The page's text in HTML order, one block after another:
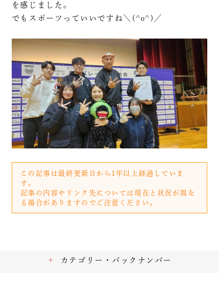
を感じました。
でもスポーツっていいですね＼(^o^)／
この記事は最終更新日から1年以上経過していま
す。
記事の内容やリンク先については現在と状況が異な
る場合がありますのでご注意ください。
カテゴリー・バックナンバー